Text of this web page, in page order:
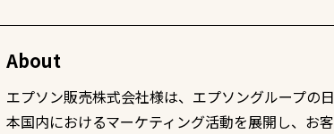
About
エプソン販売株式会社様は、エプソングループの日
本国内におけるマーケティング活動を展開し、お客